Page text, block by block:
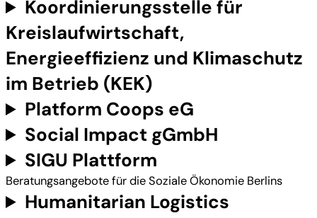
Koordinierungsstelle für
Kreislaufwirtschaft,
Energieeffizienz und Klimaschutz
im Betrieb (KEK)
Platform Coops eG
Social Impact gGmbH
SIGU Plattform
Beratungsangebote für die Soziale Ökonomie Berlins
Humanitarian Logistics